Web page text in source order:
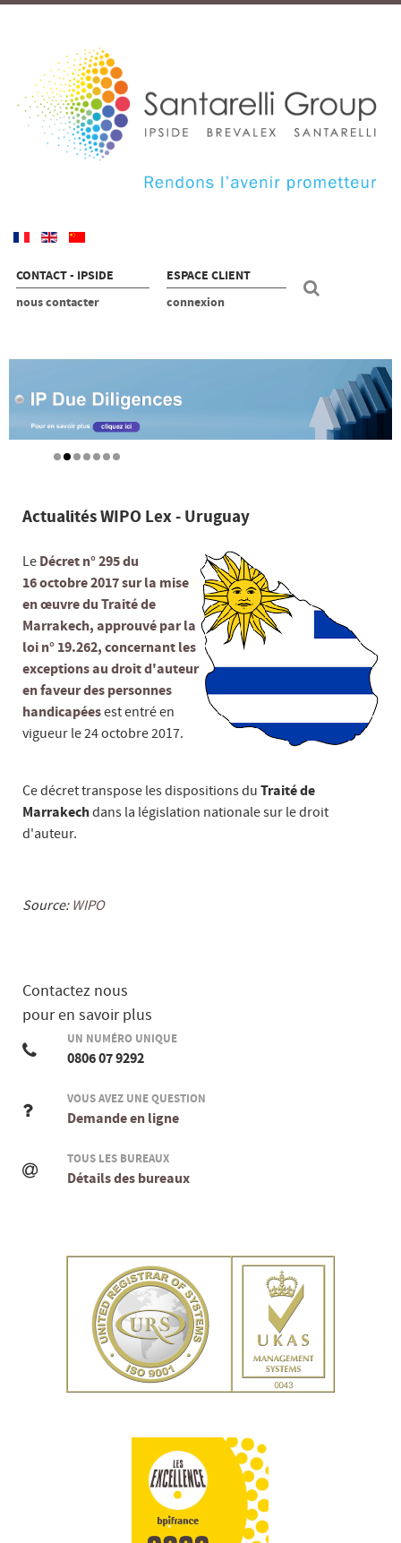
CONTACT - IPSIDE
nous contacter
ESPACE CLIENT
connexion
Actualités WIPO Lex - Uruguay
Le Décret n° 295 du
16 octobre 2017 sur la mise
en œuvre du Traité de
Marrakech, approuvé par la
loi n° 19.262, concernant les
exceptions au droit d'auteur
en faveur des personnes
handicapéesest entré en
vigueur le 24 octobre 2017.
Ce décret transpose les dispositions du Traité de
Marrakechdans la législation nationale sur le droit
d'auteur.
Source: WIPO
Contactez nous
pour en savoir plus
UN NUMÉRO UNIQUE
0806 07 9292
VOUS AVEZ UNE QUESTION
Demande en ligne
TOUS LES BUREAUX
Détails des bureaux